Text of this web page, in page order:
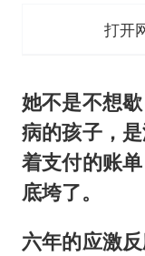
打开
她不是不想
病的孩子，
着支付的账
底垮了。
六年的应激